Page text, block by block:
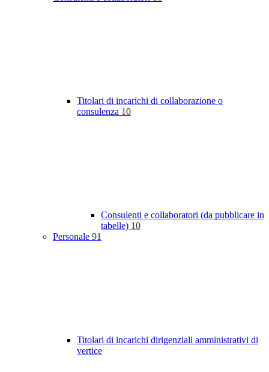
Titolari di incarichi di collaborazione o
consulenza 10
Consulenti e collaboratori (da pubblicare in
tabelle) 10
Personale 91
Titolari di incarichi dirigenziali amministrativi di
vertice